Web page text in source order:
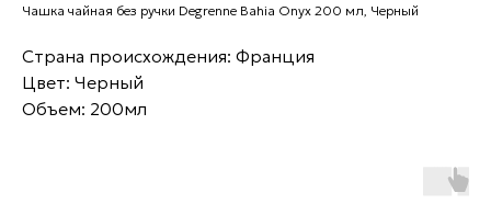
Чашка чайная без ручки Degrenne Bahia Onyx 200 мл, Черный
Страна происхождения: Франция
Цвет: Черный
Объем: 200мл